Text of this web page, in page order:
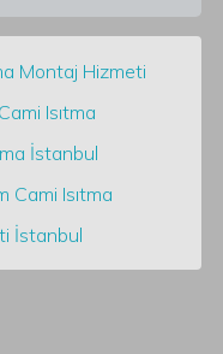
Montaj Hizmeti
Isıtma
İstanbul
Cami Isıtma
İstanbul